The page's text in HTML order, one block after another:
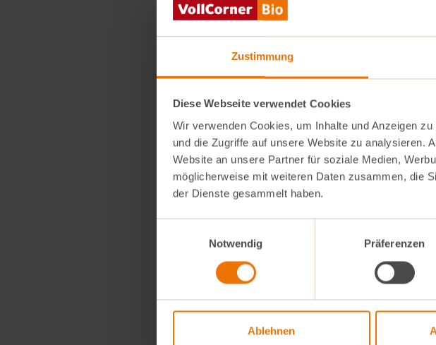
Zustimmung
Diese Webseite verwendet Cookies
Wir verwenden Cookies, um Inhalte und Anzeigen
und die Zugriffe auf unsere Website zu analysieren.
Website an unsere Partner für soziale Medien,
möglicherweise mit weiteren Daten zusammen, die
der Dienste gesammelt haben.
Notwendig
Präferenzen
Ablehnen
½ Zitrone
200 ml Früchtepunsch